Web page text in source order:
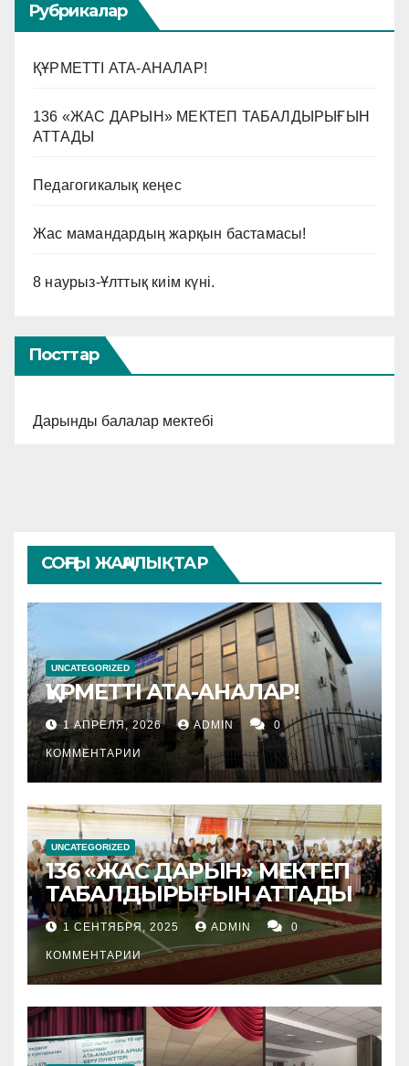
Рубрикалар
ҚҰРМЕТТІ АТА-АНАЛАР!
136 «ЖАС ДАРЫН» МЕКТЕП ТАБАЛДЫРЫҒЫН
АТТАДЫ
Педагогикалық кеңес
Жас мамандардың жарқын бастамасы!
8 наурыз-Ұлттық киім күні.
Посттар
Дарынды балалар мектебі
СОҢҒЫ ЖАҢАЛЫҚТАР
UNCATEGORIZED
ҚҰРМЕТТІ АТА-АНАЛАР!
1 АПРЕЛЯ, 2026 ADMIN 0
КОММЕНТАРИИ
UNCATEGORIZED
136 «ЖАС ДАРЫН» МЕКТЕП
ТАБАЛДЫРЫҒЫН АТТАДЫ
1 СЕНТЯБРЯ, 2025 ADMIN 0
КОММЕНТАРИИ